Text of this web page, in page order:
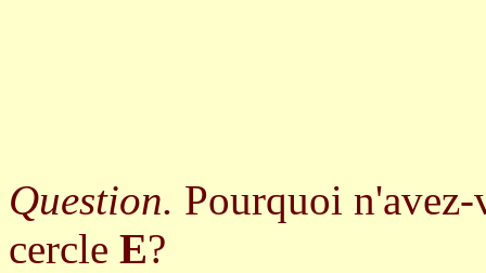
Question. Pourquoi
cercle E?